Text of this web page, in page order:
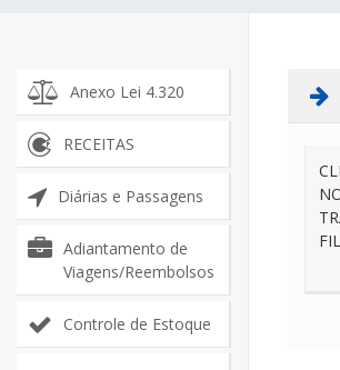
Anexo Lei 4.320
RECEITAS
Diárias e Passagens
Adiantamento de
Viagens/Reembolsos
Controle de Estoque